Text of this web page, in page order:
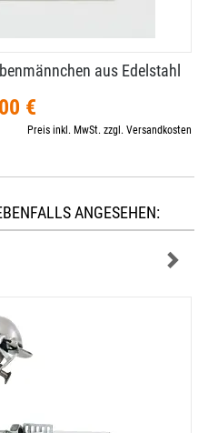
aus Edelstahl
€
Preis inkl. MwSt. zzgl. Versandkosten
ANGESEHEN: